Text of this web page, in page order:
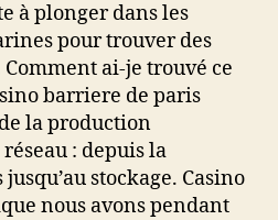
à plonger dans les
pour trouver des
ai-je trouvé ce
barriere de paris
la production
: depuis la
stockage. Casino
nous avons pendant